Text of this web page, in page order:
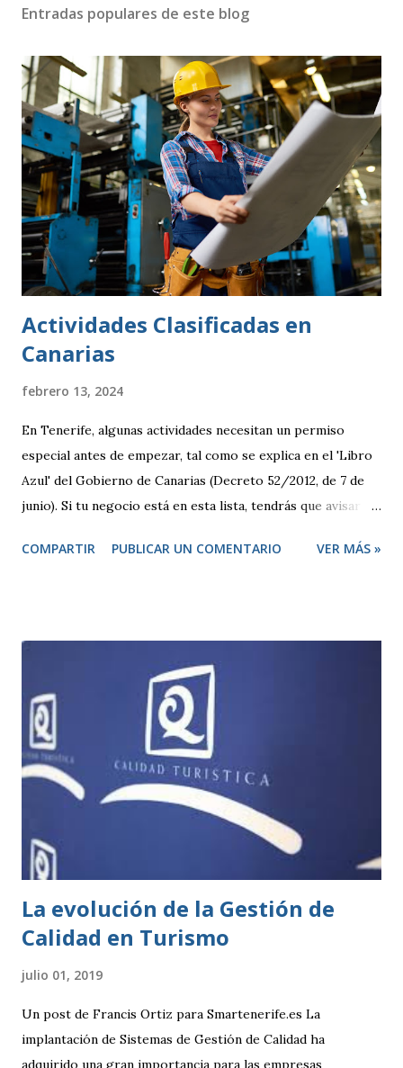
Entradas populares de este blog
Actividades Clasificadas en
Canarias
febrero 13, 2024
En Tenerife, algunas actividades necesitan un permiso
especial antes de empezar, tal como se explica en el 'Libro
Azul' del Gobierno de Canarias (Decreto 52/2012, de 7 de
junio). Si tu negocio está en esta lista, tendrás que avisar
específica. Por otro lado, hay otras actividades que se
responsable y la documentación necesaria, que te indicarán
en la correspondiente sede electrónica. Para ambos casos,
todo el trámite se puede hacer online a través de las
diferentes sedes electrónicas de cada ayuntamiento. LISTA
DE ACTIVIDADES CLASIFICADAS A los efectos previstos
en el artículo 2.1.a) y 4 de la Ley 7/2011, de 5 de abril, de
actividades clasificadas y espectáculos públicos y otras
medidas administrativas complementa...
COMPARTIR PUBLICAR UN COMENTARIO VER MÁS »
La evolución de la Gestión de
Calidad en Turismo
julio 01, 2019
Un post de Francis Ortiz para Smartenerife.es La
implantación de Sistemas de Gestión de Calidad ha
adquirido una gran importancia para las empresas